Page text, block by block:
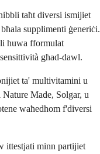
taħt diversi ismijiet
supplimenti ġeneriċi.
huwa fformulat
għad-dawl.
ta' multivitamini u
Made, Solgar, u
waħedhom f'diversi
ittestjati minn partijiet